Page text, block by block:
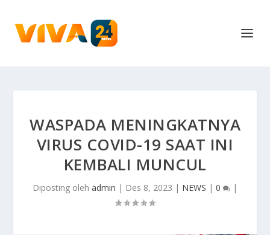
WASPADA MENINGKATNYA
VIRUS COVID-19 SAAT INI
KEMBALI MUNCUL
Diposting oleh admin | Des 8, 2023 | NEWS | 0 |